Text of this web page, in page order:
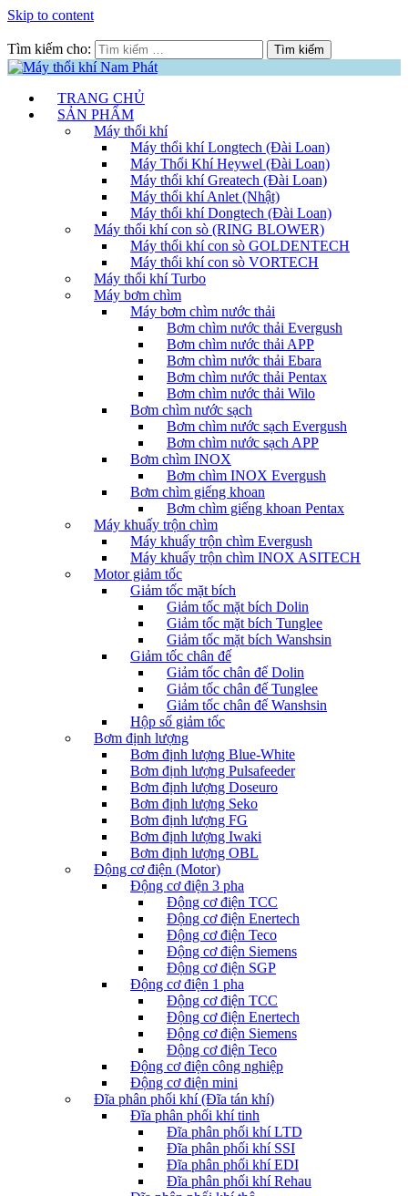
Skip to content
Tìm kiếm cho:
TRANG CHỦ
SẢN PHẨM
Máy thổi khí
Máy thổi khí Longtech (Đài Loan)
Máy Thổi Khí Heywel (Đài Loan)
Máy thổi khí Greatech (Đài Loan)
Máy thổi khí Anlet (Nhật)
Máy thổi khí Dongtech (Đài Loan)
Máy thổi khí con sò (RING BLOWER)
Máy thổi khí con sò GOLDENTECH
Máy thổi khí con sò VORTECH
Máy thổi khí Turbo
Máy bơm chìm
Máy bơm chìm nước thải
Bơm chìm nước thải Evergush
Bơm chìm nước thải APP
Bơm chìm nước thải Ebara
Bơm chìm nước thải Pentax
Bơm chìm nước thải Wilo
Bơm chìm nước sạch
Bơm chìm nước sạch Evergush
Bơm chìm nước sạch APP
Bơm chìm INOX
Bơm chìm INOX Evergush
Bơm chìm giếng khoan
Bơm chìm giếng khoan Pentax
Máy khuấy trộn chìm
Máy khuấy trộn chìm Evergush
Máy khuấy trộn chìm INOX ASITECH
Motor giảm tốc
Giảm tốc mặt bích
Giảm tốc mặt bích Dolin
Giảm tốc mặt bích Tunglee
Giảm tốc mặt bích Wanshsin
Giảm tốc chân đế
Giảm tốc chân đế Dolin
Giảm tốc chân đế Tunglee
Giảm tốc chân đế Wanshsin
Hộp số giảm tốc
Bơm định lượng
Bơm định lượng Blue-White
Bơm định lượng Pulsafeeder
Bơm định lượng Doseuro
Bơm định lượng Seko
Bơm định lượng FG
Bơm định lượng Iwaki
Bơm định lượng OBL
Động cơ điện (Motor)
Động cơ điện 3 pha
Động cơ điện TCC
Động cơ điện Enertech
Động cơ điện Teco
Động cơ điện Siemens
Động cơ điện SGP
Động cơ điện 1 pha
Động cơ điện TCC
Động cơ điện Enertech
Động cơ điện Siemens
Động cơ điện Teco
Động cơ điện công nghiệp
Động cơ điện mini
Đĩa phân phối khí (Đĩa tán khí)
Đĩa phân phối khí tinh
Đĩa phân phối khí LTD
Đĩa phân phối khí SSI
Đĩa phân phối khí EDI
Đĩa phân phối khí Rehau